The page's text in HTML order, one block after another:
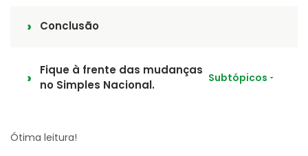
Conclusão
Fique à frente das mudanças
no Simples Nacional.
Subtópicos
Ótima leitura!